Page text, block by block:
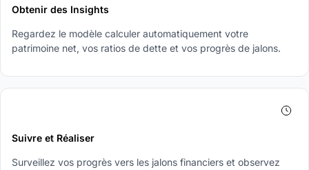
Obtenir des Insights
Regardez le modèle calculer automatiquement votre
patrimoine net, vos ratios de dette et vos progrès de jalons.
Suivre et Réaliser
Surveillez vos progrès vers les jalons financiers et observez